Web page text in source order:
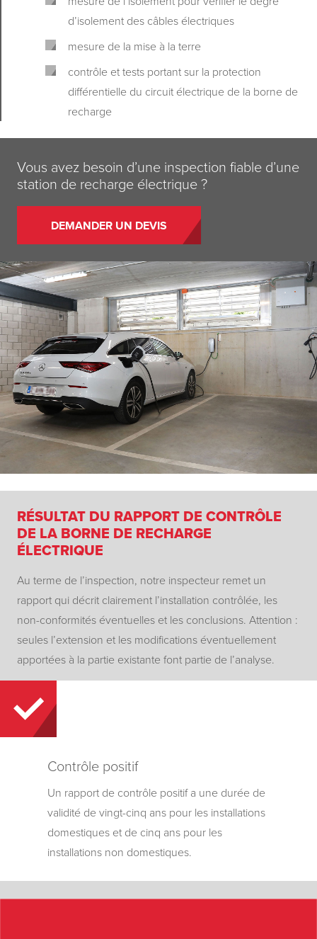
d’isolement des câbles électriques
mesure de la mise à la terre
contrôle et tests portant sur la protection
différentielle du circuit électrique de la borne de
recharge
Vous avez besoin d’une inspection fiable d’une
station de recharge électrique ?
DEMANDER UN DEVIS
RÉSULTAT DU RAPPORT DE CONTRÔLE
DE LA BORNE DE RECHARGE
ÉLECTRIQUE
Au terme de l’inspection, notre inspecteur remet un
rapport qui décrit clairement l’installation contrôlée, les
non-conformités éventuelles et les conclusions. Attention :
seules l’extension et les modifications éventuellement
apportées à la partie existante font partie de l’analyse.
Contrôle positif
Un rapport de contrôle positif a une durée de
validité de vingt-cinq ans pour les installations
domestiques et de cinq ans pour les
installations non domestiques.